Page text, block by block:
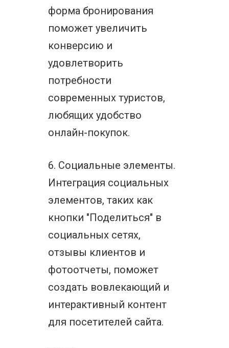
форма бронирования
поможет увеличить
конверсию и
удовлетворить
потребности
современных туристов,
любящих удобство
онлайн-покупок.
6. Социальные элементы.
Интеграция социальных
элементов, таких как
кнопки "Поделиться" в
социальных сетях,
отзывы клиентов и
фотоотчеты, поможет
создать вовлекающий и
интерактивный контент
для посетителей сайта.